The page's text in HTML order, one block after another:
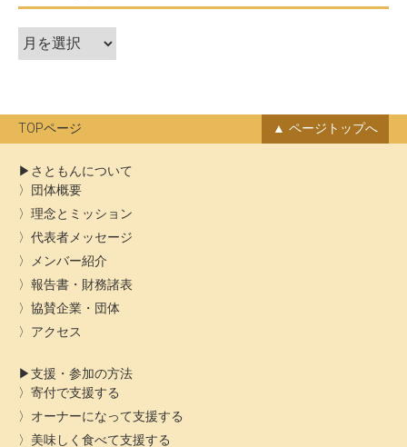
シ
ョ
ア
ー
ブ
TOPページ ページトップへ
さともんについて
団体概要
理念とミッション
代表者メッセージ
メンバー紹介
報告書・財務諸表
協賛企業・団体
アクセス
支援・参加の方法
寄付で支援する
オーナーになって支援する
美味しく食べて支援する